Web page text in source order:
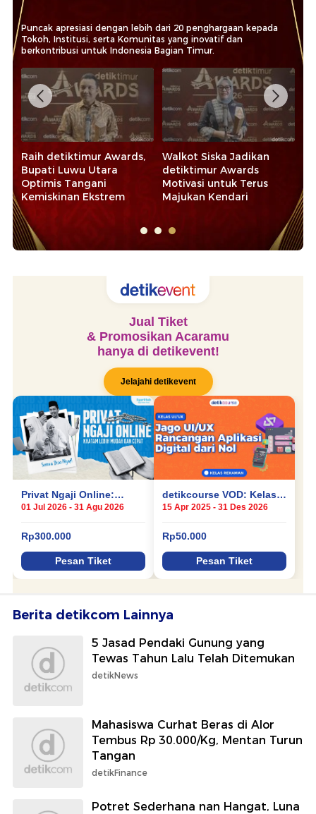
Puncak apresiasi dengan lebih dari 20 penghargaan kepada
Tokoh, Institusi, serta Komunitas yang inovatif dan
berkontribusi untuk Indonesia Bagian Timur.
Raih detiktimur Awards
2026, Bupati Maros
Apresiasi Pelaku Ekonomi
dan UMKM
Pangdam Hasanuddin:
detiktimur Awards
Dedikasi bagi Pejuang
Kemanusiaan
Berita detikcom Lainnya
5 Jasad Pendaki Gunung yang
Tewas Tahun Lalu Telah Ditemukan
detikNews
Mahasiswa Curhat Beras di Alor
Tembus Rp 30.000/Kg, Mentan Turun
Tangan
detikFinance
Potret Sederhana nan Hangat, Luna